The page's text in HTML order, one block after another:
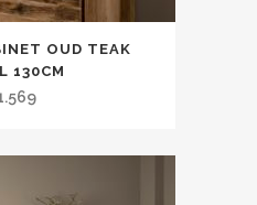
OUD TEAK
130CM